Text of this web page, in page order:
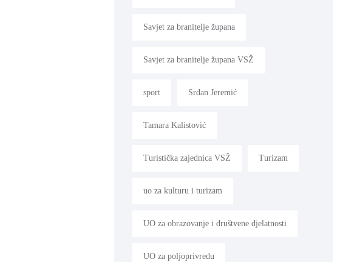
Savjet za branitelje župana
Savjet za branitelje župana VSŽ
sport Srđan Jeremić
Tamara Kalistović
Turistička zajednica VSŽ Turizam
uo za kulturu i turizam
UO za obrazovanje i društvene djelatnosti
UO za poljoprivredu